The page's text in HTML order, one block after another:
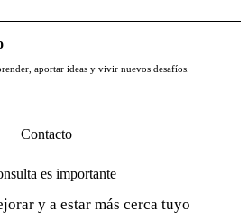
aportar ideas y vivir nuevos desafíos.
Contacto
es importante
y a estar más cerca tuyo